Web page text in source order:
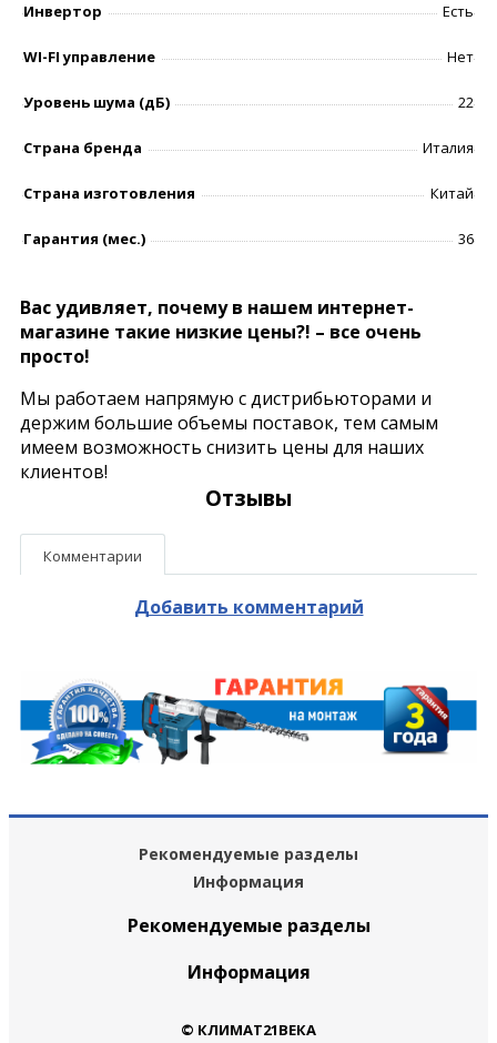
Инвертор Есть
WI-FI управление Нет
Уровень шумa (дБ) 22
Страна бренда Италия
Страна изготовления Китай
Гарантия (мес.) 36
Вас удивляет, почему в нашем интернет-
магазине такие низкие цены?! – все очень
просто!
Мы работаем напрямую с дистрибьюторами и
держим большие объемы поставок, тем самым
имеем возможность снизить цены для наших
клиентов!
Отзывы
Комментарии
Добавить комментарий
Рекомендуемые разделы
Информация
Рекомендуемые разделы
Информация
© КЛИМАТ21ВЕКА